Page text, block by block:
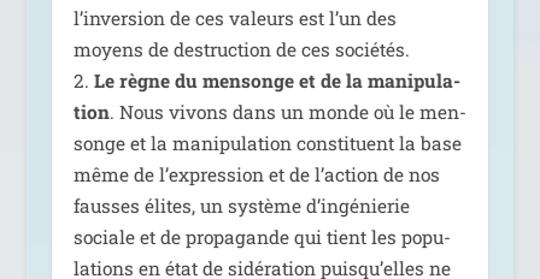
l’inversion de ces valeurs est l’un des
moyens de des­truc­tion de ces socié­tés.
2. Le règne du men­songe et de la mani­pu­la­
tion. Nous vivons dans un monde où le men­
songe et la mani­pu­la­tion consti­tuent la base
même de l’expression et de l’action de nos
fausses élites, un sys­tème d’ingénierie
sociale et de pro­pa­gande qui tient les popu­
la­tions en état de sidé­ra­tion puisqu’elles ne